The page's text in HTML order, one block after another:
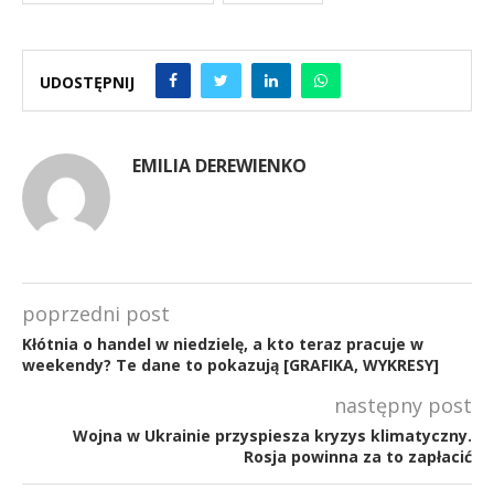
UDOSTĘPNIJ
EMILIA DEREWIENKO
poprzedni post
Kłótnia o handel w niedzielę, a kto teraz pracuje w
weekendy? Te dane to pokazują [GRAFIKA, WYKRESY]
następny post
Wojna w Ukrainie przyspiesza kryzys klimatyczny.
Rosja powinna za to zapłacić